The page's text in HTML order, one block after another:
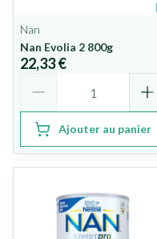
Nan
Nan Evolia 2 800g
22,33 €
Ajouter au panier